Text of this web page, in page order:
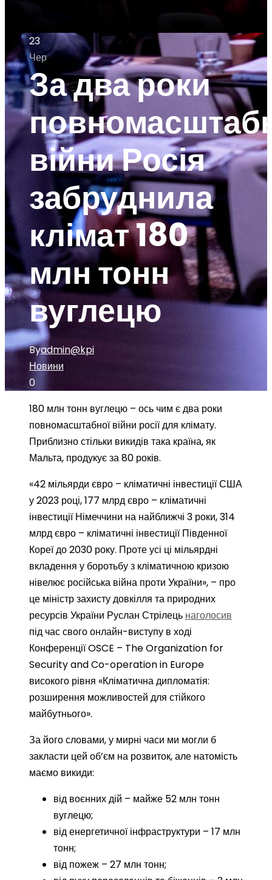
23
Чер
За два роки
війни Росія
забруднила
клімат 180
млн тонн
вуглецю
Byadmin@kpi
Новини
0
180 млн тонн вуглецю – ось чим є два роки
повномасштабної війни росії для клімату.
Приблизно стільки викидів така країна, як
Мальта, продукує за 80 років.
«42 мільярди євро – кліматичні інвестиції США
у 2023 році, 177 млрд євро – кліматичні
інвестиції Німеччини на найближчі 3 роки, 314
млрд євро – кліматичні інвестиції Південної
Кореї до 2030 року. Проте усі ці мільярдні
вкладення у боротьбу з кліматичною кризою
нівелює російська війна проти України», – про
це міністр захисту довкілля та природних
ресурсів України Руслан Стрілець наголосив
під час свого онлайн-виступу в ході
Конференції OSCE – The Organization for
Security and Co-operation in Europe
високого рівня «Кліматична дипломатія:
розширення можливостей для стійкого
майбутнього».
За його словами, у мирні часи ми могли б
закласти цей об’єм на розвиток, але натомість
маємо викиди:
від воєнних дій – майже 52 млн тонн
вуглецю;
від енергетичної інфраструктури – 17 млн
тонн;
від пожеж – 27 млн тонн;